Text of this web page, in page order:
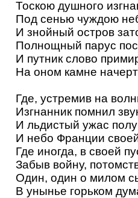
Тоскою душного
Под сенью чуждою
И знойный остров
Полнощный парус
И путник слово
На оном камне
Где, устремив на
Изгнанник помнил
И льдистый ужас
И небо Франции
Где иногда, в своей
Забыв войну,
Один, один о милом
В унынье горьком